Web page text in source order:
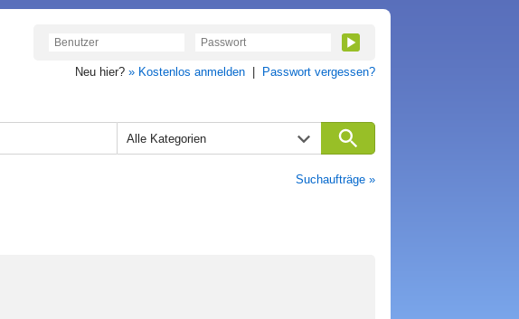
Neu hier? » Kostenlos anmelden Passwort vergessen?
Alle Kategorien
Suchaufträge »